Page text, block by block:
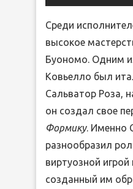
Среди
высокое
Буономо. Одним
Ковьелло был
Сальватор Роза,
он создал свое
Формику. Именно
разнообразил
виртуозной игрой
созданный им